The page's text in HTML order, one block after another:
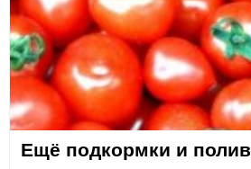
Ещё подкормки и полив